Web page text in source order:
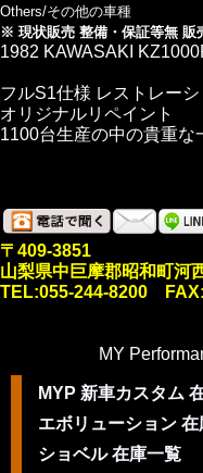
Others/その他の車種
※ 現状販売 整備・保証等無 販
1982 KAWASAKI
フルS1仕様 レストレーシ
オリジナルリペイント
1100台生産の中の貴重な
〒409-3851
山梨県中巨摩郡昭和町河
TEL:055-244-8200
MY
MYP 新車カスタム
エボリューション 在
ショベル 在庫一覧